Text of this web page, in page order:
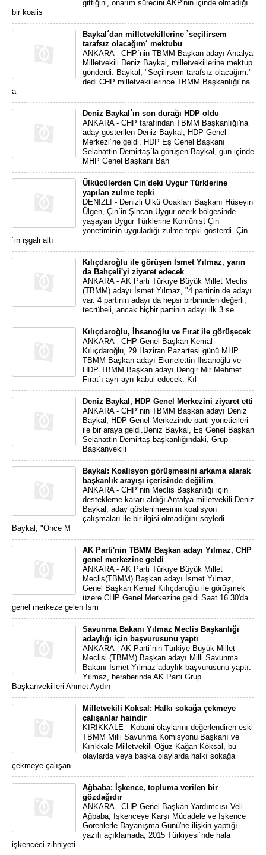
gittiğini, onarım sürecini AKP'nin içinde olmadığı
bir koalis
Baykal´dan milletvekillerine `seçilirsem
tarafsız olacağım´ mektubu
ANKARA - CHP´nin TBMM Başkan adayı Antalya
Milletvekili Deniz Baykal, milletvekillerine mektup
gönderdi. Baykal, "Seçilirsem tarafsız olacağım."
dedi.CHP milletvekillerince TBMM Başkanlığı´na
a
Deniz Baykal´ın son durağı HDP oldu
ANKARA - CHP tarafından TBMM Başkanlığı'na
aday gösterilen Deniz Baykal, HDP Genel
Merkezi´ne geldi. HDP Eş Genel Başkanı
Selahattin Demirtaş´la görüşen Baykal, gün içinde
MHP Genel Başkanı Bah
Ülkücülerden Çin'deki Uygur Türklerine
yapılan zulme tepki
DENİZLİ - Denizli Ülkü Ocakları Başkanı Hüseyin
Ülgen, Çin´in Şincan Uygur özerk bölgesinde
yaşayan Uygur Türklerine Komünist Çin
yönetiminin uyguladığı zulme tepki gösterdi. Çin
´in işgali altı
Kılıçdaroğlu ile görüşen İsmet Yılmaz, yarın
da Bahçeli'yi ziyaret edecek
ANKARA - AK Parti Türkiye Büyük Millet Meclis
(TBMM) adayı İsmet Yılmaz, "4 partinin de adayı
var. 4 partinin adayı da hepsi birbirinden değerli,
tecrübeli, ancak hiçbir partinin adayı ilk 3 se
Kılıçdaroğlu, İhsanoğlu ve Fırat ile görüşecek
ANKARA - CHP Genel Başkan Kemal
Kılıçdaroğlu, 29 Haziran Pazartesi günü MHP
TBMM Başkan adayı Ekmelettin İhsanoğlu ve
HDP TBMM Başkan adayı Dengir Mir Mehmet
Fırat´ı ayrı ayrı kabul edecek. Kıl
Deniz Baykal, HDP Genel Merkezini ziyaret etti
ANKARA - CHP´nin TBMM Başkan adayı Deniz
Baykal, HDP Genel Merkezinde parti yöneticileri
ile bir araya geldi.Deniz Baykal, Eş Genel Başkan
Selahattin Demirtaş başkanlığındaki, Grup
Başkanvekili
Baykal: Koalisyon görüşmesini arkama alarak
başkanlık arayışı içerisinde değilim
ANKARA - CHP´nin Meclis Başkanlığı için
destekleme kararı aldığı Antalya milletvekili Deniz
Baykal, aday gösterilmesinin koalisyon
çalışmaları ile bir ilgisi olmadığını söyledi.
Baykal, "Önce M
AK Parti'nin TBMM Başkan adayı Yılmaz, CHP
genel merkezine geldi
ANKARA - AK Parti Türkiye Büyük Millet
Meclis(TBMM) Başkan adayı İsmet Yılmaz,
Genel Başkan Kemal Kılıçdaroğlu ile görüşmek
üzere CHP Genel Merkezine geldi.Saat 16.30'da
genel merkeze gelen İsm
Savunma Bakanı Yılmaz Meclis Başkanlığı
adaylığı için başvurusunu yaptı
ANKARA - AK Parti´nin Türkiye Büyük Millet
Meclisi (TBMM) Başkan adayı Milli Savunma
Bakanı İsmet Yılmaz adaylık başvurusunu yaptı.
Yılmaz, beraberinde AK Parti Grup
Başkanvekilleri Ahmet Aydın
Milletvekili Koksal: Halkı sokağa çekmeye
çalışanlar haindir
KIRIKKALE - Kobani olaylarını değerlendiren eski
TBMM Milli Savunma Komisyonu Başkanı ve
Kırıkkale Milletvekili Oğuz Kağan Köksal, bu
olaylarda veya başka olaylarda halkı sokağa
çekmeye çalışan
Ağbaba: İşkence, topluma verilen bir
gözdağıdır
ANKARA - CHP Genel Başkan Yardımcısı Veli
Ağbaba, İşkenceye Karşı Mücadele ve İşkence
Görenlerle Dayanışma Günü'ne ilişkin yaptığı
yazılı açıklamada, 2015 Türkiyesi´nde hala
işkenceci zihniyeti